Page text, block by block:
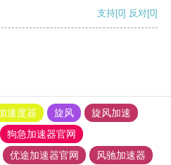
支持[0] 反对[0]
速度器 旋风
旋风加速
狗急加速器官网
优途加速器官网 风驰加速器